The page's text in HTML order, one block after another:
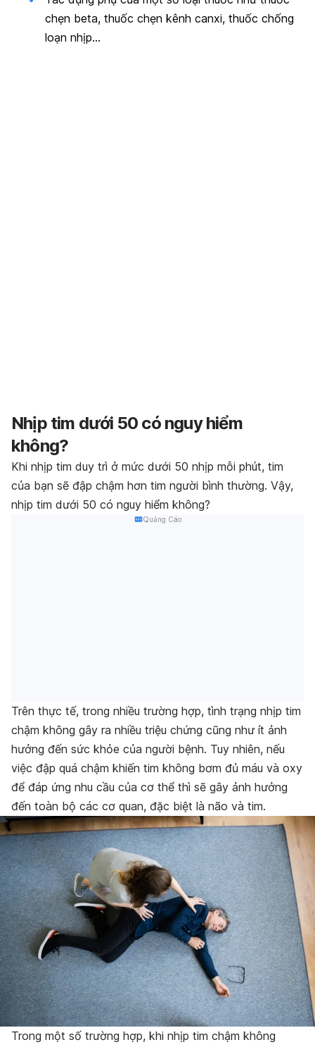
chẹn beta, thuốc chẹn kênh canxi, thuốc chống
loạn nhịp…
Nhịp tim dưới 50 có nguy hiểm
không?
Khi nhịp tim duy trì ở mức dưới 50 nhịp mỗi phút, tim
của bạn sẽ đập chậm hơn tim người bình thường. Vậy,
nhịp tim dưới 50 có nguy hiểm không?
Quảng Cáo
Trên thực tế, trong nhiều trường hợp, tình trạng nhịp tim
chậm không gây ra nhiều triệu chứng cũng như ít ảnh
hưởng đến sức khỏe của người bệnh. Tuy nhiên, nếu
việc đập quá chậm khiến tim không bơm đủ máu và oxy
để đáp ứng nhu cầu của cơ thể thì sẽ gây ảnh hưởng
đến toàn bộ các cơ quan, đặc biệt là não và tim.
Trong một số trường hợp, khi nhịp tim chậm không